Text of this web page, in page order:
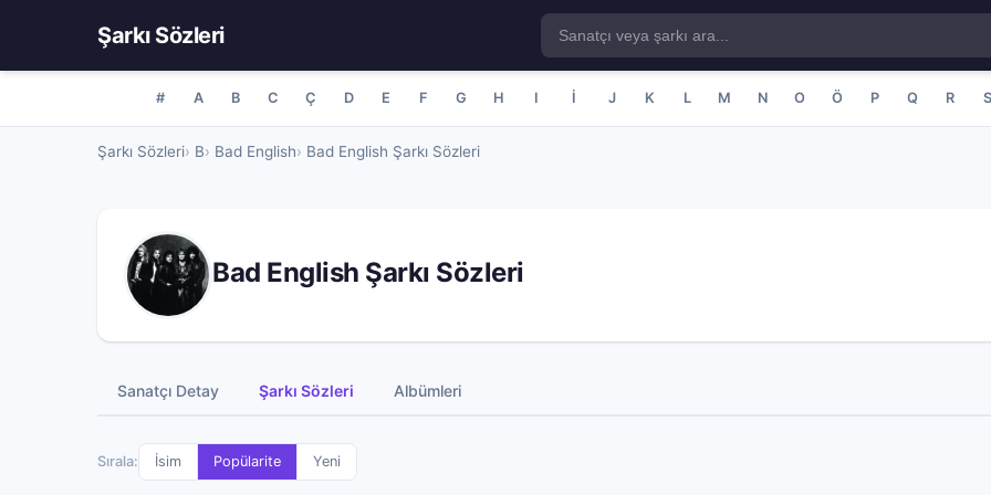
Şarkı Sözleri
# A B C Ç D E F G H I İ J K L M N O Ö P Q R S
Şarkı Sözleri B Bad English Bad English Şarkı Sözleri
Bad English Şarkı Sözleri
Sanatçı Detay Şarkı Sözleri Albümleri
Sırala: İsim Popülarite Yeni